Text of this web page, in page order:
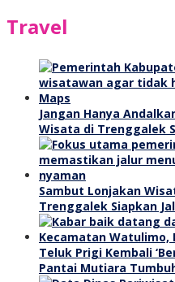
Travel
Jangan Hanya
Wisata di Trenggalek
Sambut Lonjakan
Trenggalek Siapkan
Teluk Prigi Kembali
Pantai Mutiara